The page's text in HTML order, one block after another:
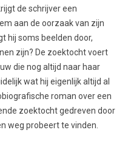
de schrijver een
aan de oorzaak van zijn
hij soms beelden door,
zijn? De zoektocht voert
die nog altijd naar haar
wat hij eigenlijk altijd al
roman over een
zoektocht gedreven door
weg probeert te vinden.